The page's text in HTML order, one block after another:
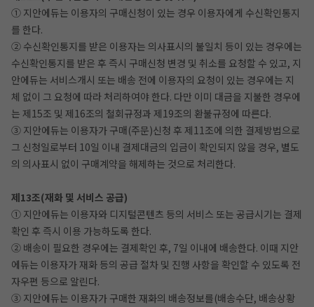
① 지안에듀는 이용자의 구매신청이 있는 경우 이용자에게 수신확인통지
를 한다.
② 수신확인통지를 받은 이용자는 의사표시의 불일치 등이 있는 경우에는
수신확인통지를 받은 후 즉시 구매신청 변경 및 취소를 요청할 수 있고, 지
안에듀는 서비스개시 또는 배송 전에 이용자의 요청이 있는 경우에는 지
체 없이 그 요청에 따라 처리하여야 한다. 다만 이미 대금을 지불한 경우에
는 제15조 및 제16조의 철회규정과 제19조의 환불규정에 따른다.
③ 지안에듀는 이용자가 구매(주문)신청 후 제11조에 의한 결제방법으로
그 신청일로부터 10일 이내 결제대금의 입금이 확인되지 않을 경우, 별도
의 의사표시 없이 구매계약을 해제하는 것으로 처리한다.
제13조(재화 및 서비스 공급)
① 지안에듀는 이용자와 디지털콘텐츠 등의 서비스 또는 공급시기는 결제
확인 후 즉시 이용 가능하도록 한다.
② 배송이 필요한 경우에는 결제확인 후, 7일 이내에 배송한다. 이때 지안
에듀는 이용자가 재화 등의 공급 절차 및 진행 사항을 확인할 수 있도록 전
자우편 등으로 알린다.
③ 지안에듀는 이용자가 구매한 재화의 배송정보를(배송수단, 배송상황